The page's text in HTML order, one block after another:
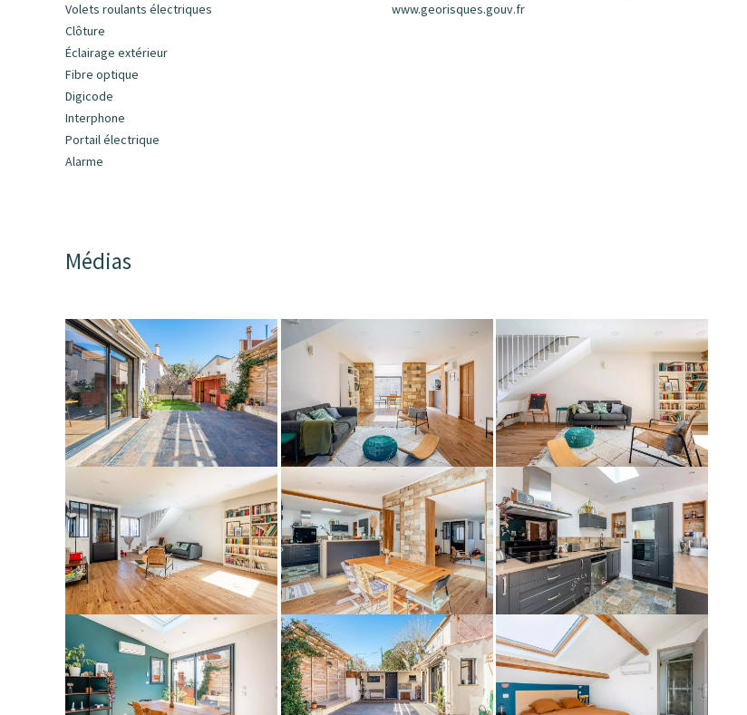
Volets roulants électriques
Clôture
Éclairage extérieur
Fibre optique
Digicode
Interphone
Portail électrique
Alarme
www.georisques.gouv.fr
Médias